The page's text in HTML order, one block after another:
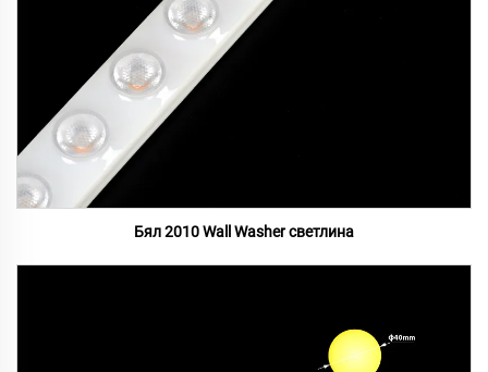
Бял 2010 Wall Washer светлина